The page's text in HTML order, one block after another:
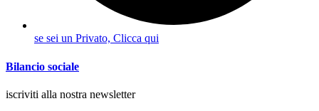
se sei un Privato, Clicca qui
Bilancio sociale
iscriviti alla nostra newsletter